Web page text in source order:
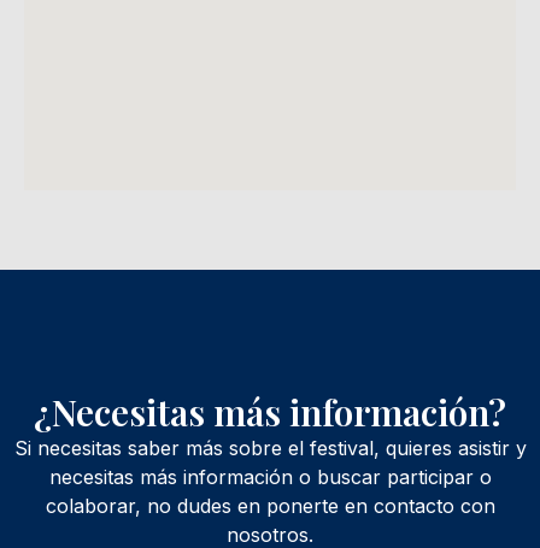
¿Necesitas más información?
Si necesitas saber más sobre el festival, quieres asistir y
necesitas más información o buscar participar o
colaborar, no dudes en ponerte en contacto con
nosotros.